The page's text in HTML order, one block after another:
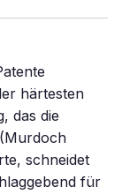
härtesten
das die
schneidet
für